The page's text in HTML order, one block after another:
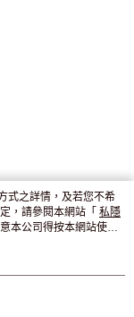
7天內取。逾期後
式之詳情，及若您不希
，請參閱本網站「 私隱
本公司得按本網站使用